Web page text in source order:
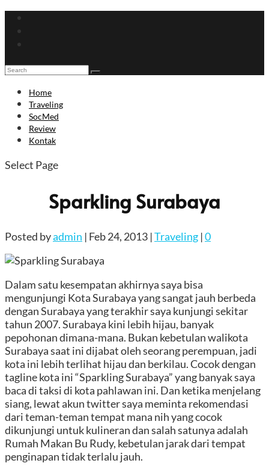
Home
Traveling
SocMed
Review
Kontak
Select Page
Sparkling Surabaya
Posted byadmin | Feb 24, 2013 |Traveling |0
Dalam satu kesempatan akhirnya saya bisa
mengunjungi Kota Surabaya yang sangat jauh berbeda
dengan Surabaya yang terakhir saya kunjungi sekitar
tahun 2007. Surabaya kini lebih hijau, banyak
pepohonan dimana-mana. Bukan kebetulan walikota
Surabaya saat ini dijabat oleh seorang perempuan, jadi
kota ini lebih terlihat hijau dan berkilau. Cocok dengan
tagline kota ini “Sparkling Surabaya” yang banyak saya
baca di taksi di kota pahlawan ini. Dan ketika menjelang
siang, lewat akun twitter saya meminta rekomendasi
dari teman-teman tempat mana nih yang cocok
dikunjungi untuk kulineran dan salah satunya adalah
Rumah Makan Bu Rudy, kebetulan jarak dari tempat
penginapan tidak terlalu jauh.